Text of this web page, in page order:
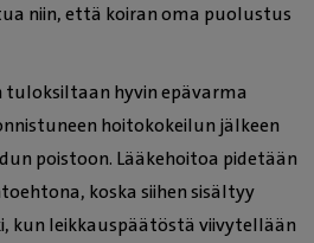
niin, että koiran oma puolustus
tuloksiltaan hyvin epävarma
hoitokokeilun jälkeen
poistoon. Lääkehoitoa pidetään
koska siihen sisältyy
kun leikkauspäätöstä viivytellään